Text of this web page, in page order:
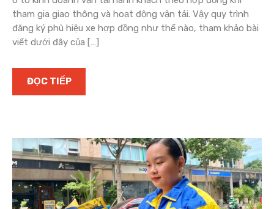
tham gia giao thông và hoạt động vận tải. Vậy quy trình
đăng ký phù hiệu xe hợp đồng như thế nào, tham khảo bài
viết dưới đây của […]
ĐỌC TIẾP